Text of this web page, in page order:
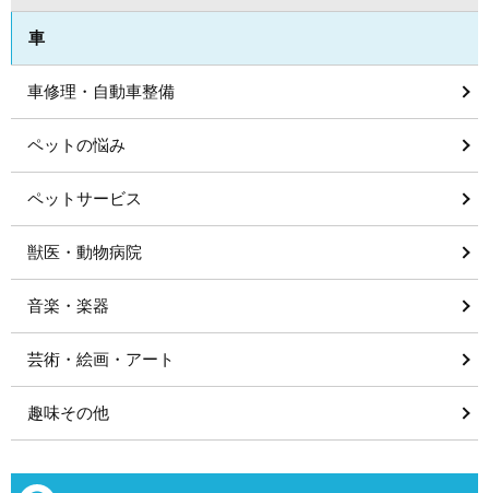
車
車修理・自動車整備
ペットの悩み
ペットサービス
獣医・動物病院
音楽・楽器
芸術・絵画・アート
趣味その他